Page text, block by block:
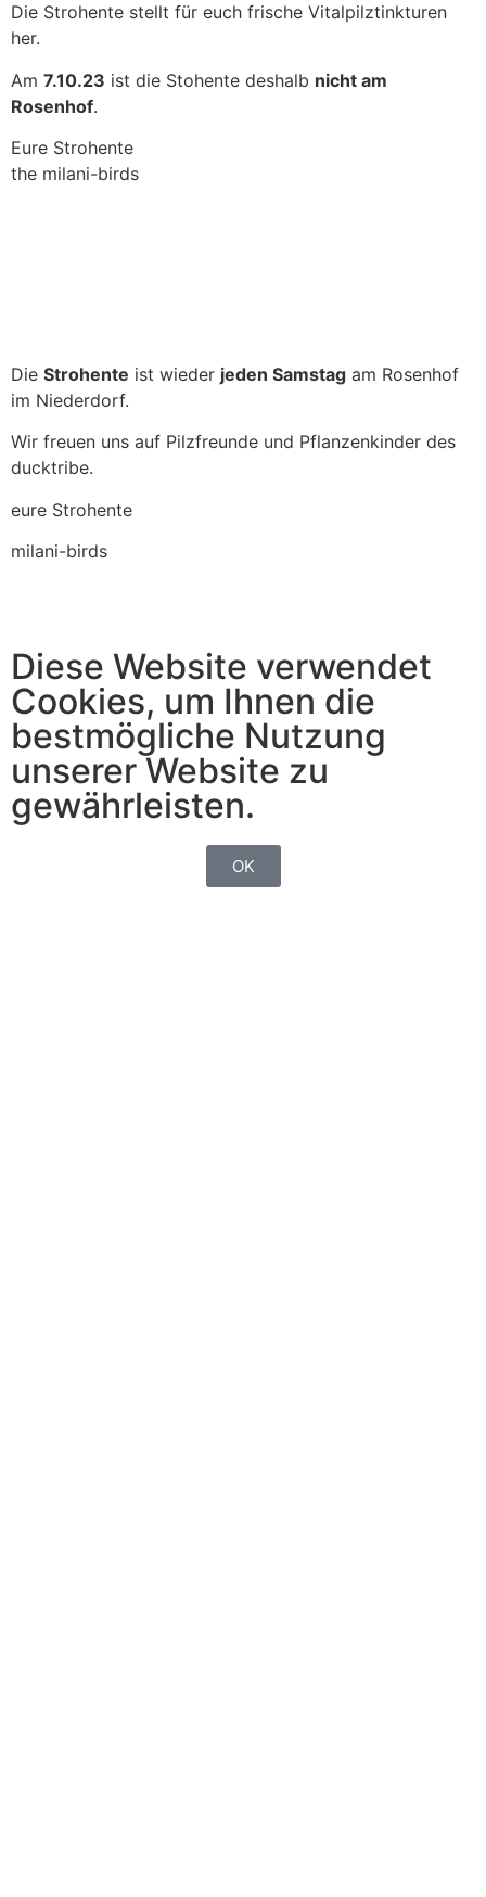
Die Strohente stellt für euch frische Vitalpilztinkturen
her.
Am 7.10.23 ist die Stohente deshalb nicht am
Rosenhof.
Eure Strohente
the milani-birds
Die Strohente ist wieder jeden Samstag am Rosenhof
im Niederdorf.
Wir freuen uns auf Pilzfreunde und Pflanzenkinder des
ducktribe.
eure Strohente
milani-birds
Diese Website verwendet
Cookies, um Ihnen die
bestmögliche Nutzung
unserer Website zu
gewährleisten.
OK